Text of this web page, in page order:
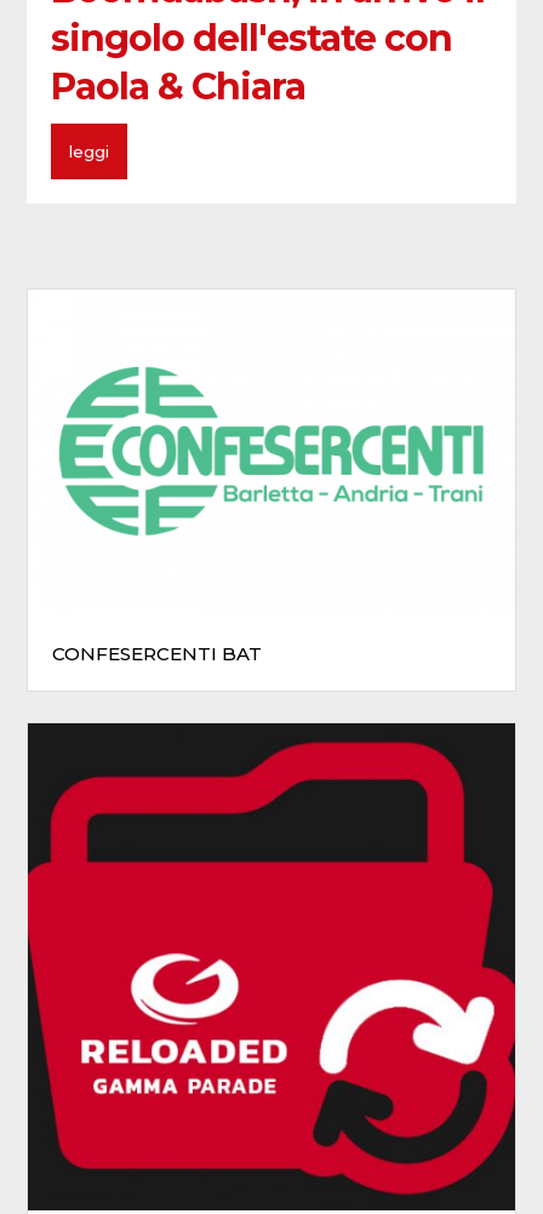
singolo dell'estate con
Paola & Chiara
leggi
CONFESERCENTI BAT